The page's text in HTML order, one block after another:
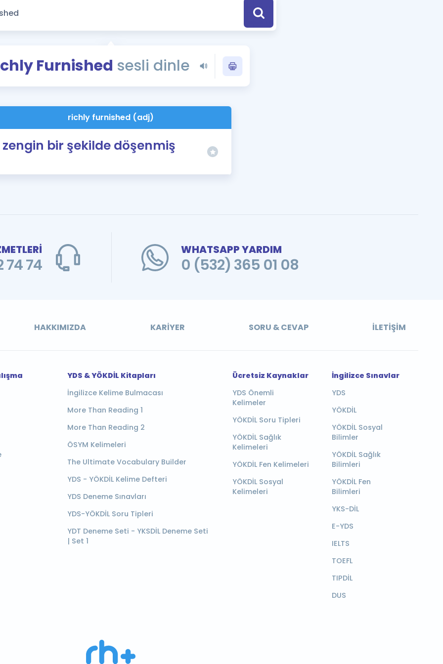
Eğitim ve Kitaplara Özel Fırsatlar
YDS - YÖKDİL Tüm Sınavlarla İlgili Haberler
İngilizce Gramer
İngilizce Gramer ve Konu Anlatımı
Furnished sesli dinle
richly furnished (adj)
zengin bir şekilde döşenmiş
74
WHATSAPP YARDIM
0 (532) 365 01 08
HAKKIMIZDA KARIYER SORU & CEVAP İLETIŞIM
YDS & YÖKDİL Kitapları
İngilizce Kelime Bulmacası
More Than Reading 1
More Than Reading 2
ÖSYM Kelimeleri
The Ultimate Vocabulary Builder
YDS - YÖKDİL Kelime Defteri
YDS Deneme Sınavları
YDS-YÖKDİL Soru Tipleri
YDT Deneme Seti - YKSDİL Deneme Seti
| Set 1
Ücretsiz Kaynaklar
YDS Önemli
Kelimeler
YÖKDİL Soru Tipleri
YÖKDİL Sağlık
Kelimeleri
YÖKDİL Fen Kelimeleri
YÖKDİL Sosyal
Kelimeleri
İngilizce Sınavlar
YDS
YÖKDİL
YÖKDİL Sosyal
Bilimler
YÖKDİL Sağlık
Bilimleri
YÖKDİL Fen
Bilimleri
YKS-DİL
E-YDS
IELTS
TOEFL
TIPDİL
DUS